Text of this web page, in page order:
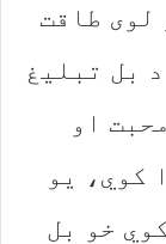
لوی طاقت
بل تبلیغ
او
کوي، یو
خو بل